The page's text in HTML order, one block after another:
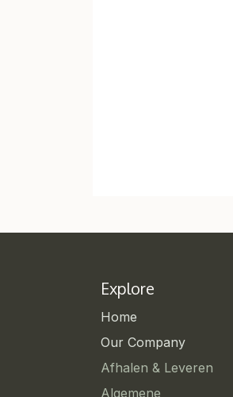
Explore
Home
Our Company
Afhalen & Leveren
Algemene